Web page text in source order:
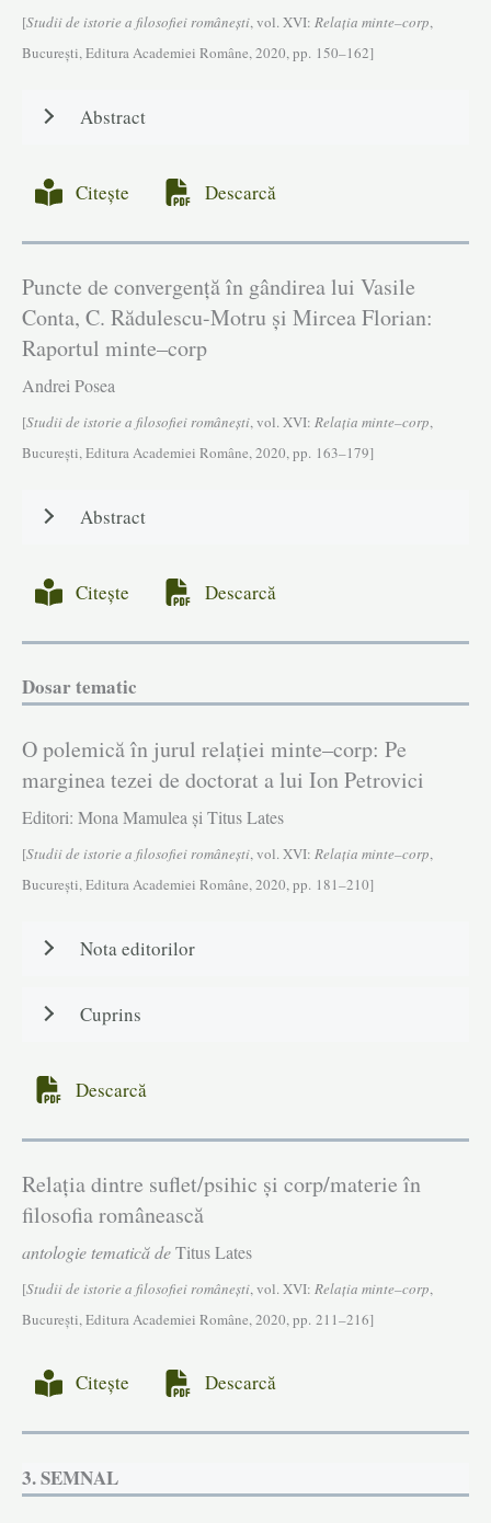
[Studii de istorie a filosofiei româneşti, vol. XVI: Relația minte–corp,
Bucureşti, Editura Academiei Române, 2020, pp. 150–162]
Abstract
Citește Descarcă
Puncte de convergență în gândirea lui Vasile
Conta, C. Rădulescu-Motru și Mircea Florian:
Raportul minte–corp
Andrei Posea
[Studii de istorie a filosofiei româneşti, vol. XVI: Relația minte–corp,
Bucureşti, Editura Academiei Române, 2020, pp. 163–179]
Abstract
Citește Descarcă
Dosar tematic
O polemică în jurul relației minte–corp: Pe
marginea tezei de doctorat a lui Ion Petrovici
Editori: Mona Mamulea și Titus Lates
[Studii de istorie a filosofiei româneşti, vol. XVI: Relația minte–corp,
Bucureşti, Editura Academiei Române, 2020, pp. 181–210]
Nota editorilor
Cuprins
Descarcă
Relația dintre suflet/psihic și corp/materie în
filosofia românească
antologie tematică deTitus Lates
[Studii de istorie a filosofiei româneşti, vol. XVI: Relația minte–corp,
Bucureşti, Editura Academiei Române, 2020, pp. 211–216]
Citește Descarcă
3. SEMNAL